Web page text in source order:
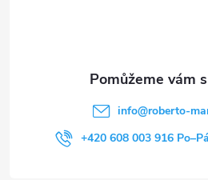
info@roberto-
+420 608 003 916